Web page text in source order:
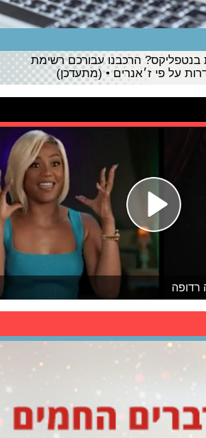
הרכבנו עבורכם רשימת
על פי ז׳אנרים • (מתעדכן)
רדופה